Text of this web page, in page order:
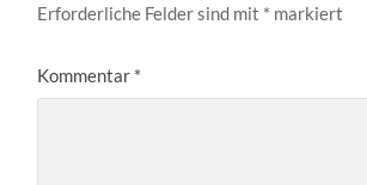
Erforderliche Felder sind mit * markiert
Kommentar *